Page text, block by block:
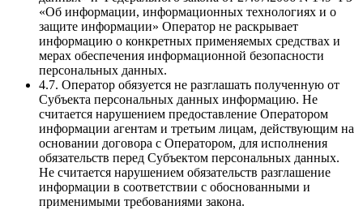
«Об информации, информационных технологиях и о
защите информации» Оператор не раскрывает
информацию о конкретных применяемых средствах и
мерах обеспечения информационной безопасности
персональных данных.
4.7. Оператор обязуется не разглашать полученную от
Субъекта персональных данных информацию. Не
считается нарушением предоставление Оператором
информации агентам и третьим лицам, действующим на
основании договора с Оператором, для исполнения
обязательств перед Субъектом персональных данных.
Не считается нарушением обязательств разглашение
информации в соответствии с обоснованными и
применимыми требованиями закона.